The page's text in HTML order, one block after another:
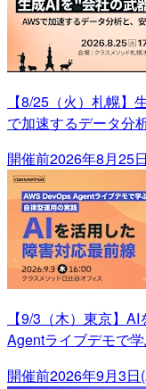
【8/25（火）札幌】
で加速するデータ分
開催前2026年8月25
【9/3（木）東京】
Agentライブデモで
開催前2026年9月3日